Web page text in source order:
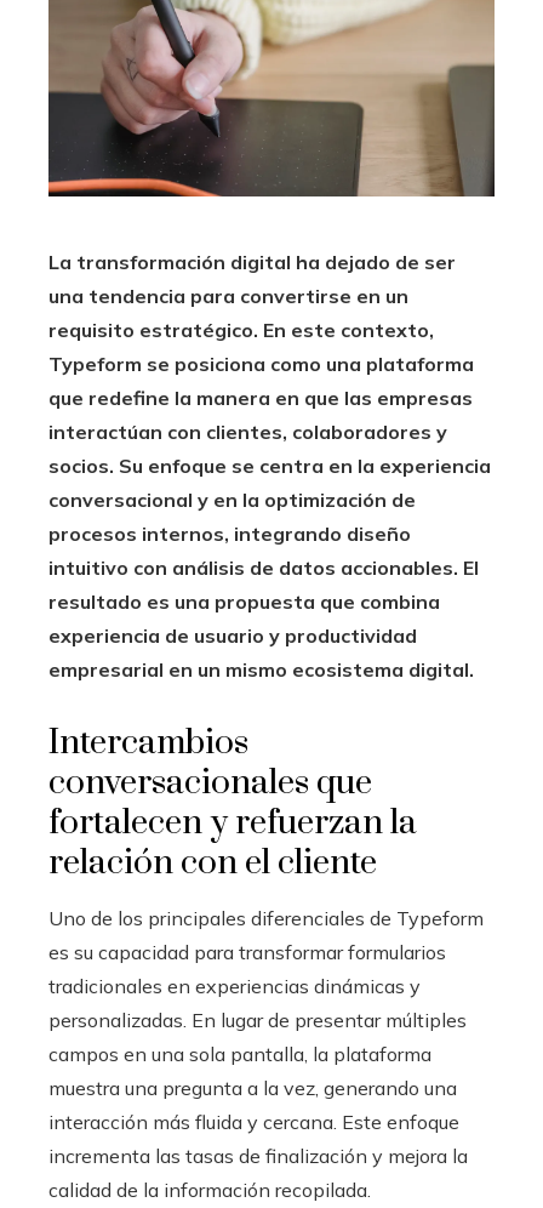
La transformación digital ha dejado de ser
una tendencia para convertirse en un
requisito estratégico. En este contexto,
Typeform se posiciona como una plataforma
que redefine la manera en que las empresas
interactúan con clientes, colaboradores y
socios. Su enfoque se centra en la experiencia
conversacional y en la optimización de
procesos internos, integrando diseño
intuitivo con análisis de datos accionables. El
resultado es una propuesta que combina
experiencia de usuario y productividad
empresarial en un mismo ecosistema digital.
Intercambios
conversacionales que
fortalecen y refuerzan la
relación con el cliente
Uno de los principales diferenciales de Typeform
es su capacidad para transformar formularios
tradicionales en experiencias dinámicas y
personalizadas. En lugar de presentar múltiples
campos en una sola pantalla, la plataforma
muestra una pregunta a la vez, generando una
interacción más fluida y cercana. Este enfoque
incrementa las tasas de finalización y mejora la
calidad de la información recopilada.